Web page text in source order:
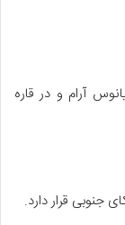
آرام و در قاره
جنوبی قرار دارد.